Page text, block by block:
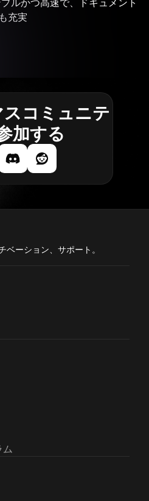
ルかつ高速で、ドキュメント
も充実
コミュニテ
加する
ベーション、サポート。
ム